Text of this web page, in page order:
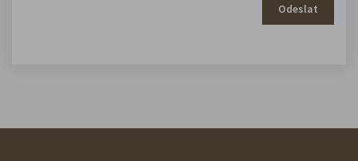
Odeslat